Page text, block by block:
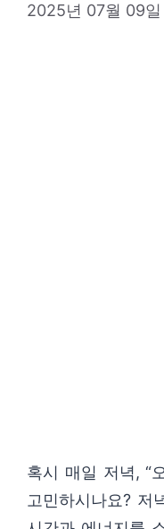
2025년 07월 09일
혹시 매일 저녁, “
고민하시나요? 저